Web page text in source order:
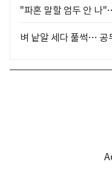
"파혼 말할 엄두 안 나
벼 낱알 세다 풀썩… 공